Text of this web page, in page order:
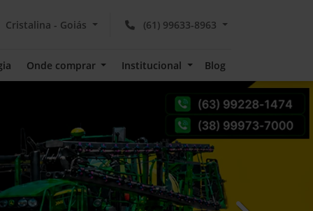
(61) 99633-8963
Cristalina - Goiás
Onde comprar Institucional Blog